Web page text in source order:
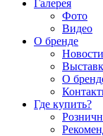
Галерея
Фото
Видео
О бренде
Новости
О
Где купить?